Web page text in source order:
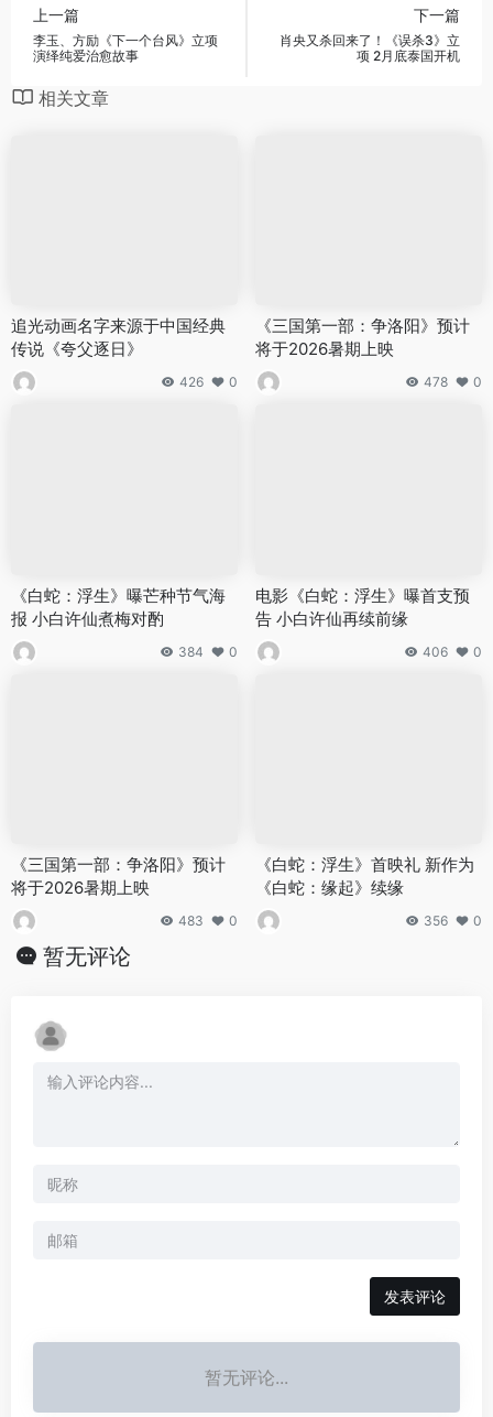
上一篇
李玉、方励《下一个台风》立项
演绎纯爱治愈故事
下一篇
肖央又杀回来了！《误杀3》立
项 2月底泰国开机
相关文章
追光动画名字来源于中国经典
传说《夸父逐日》
426 0
《三国第一部：争洛阳》预计
将于2026暑期上映
478 0
《白蛇：浮生》曝芒种节气海
报 小白许仙煮梅对酌
384 0
电影《白蛇：浮生》曝首支预
告 小白许仙再续前缘
406 0
《三国第一部：争洛阳》预计
将于2026暑期上映
483 0
《白蛇：浮生》首映礼 新作为
《白蛇：缘起》续缘
356 0
暂无评论
发表评论
暂无评论...